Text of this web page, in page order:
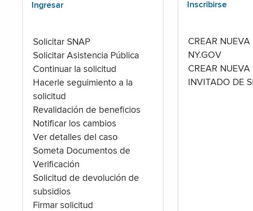
Ingresar
Solicitar SNAP
Solicitar Asistencia Pública
Continuar la solicitud
Hacerle seguimiento a la
solicitud
Revalidación de beneficios
Notificar los cambios
Ver detalles del caso
Someta Documentos de
Verificación
Solicitud de devolución de
subsidios
Firmar solicitud
Inscribirse
CREAR NUEVA
NY.GOV
CREAR NUEVA
INVITADO DE